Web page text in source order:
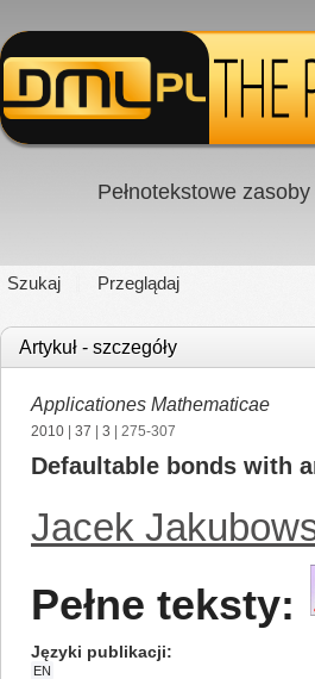
Pełnotekstowe
Szukaj Przeglądaj
Artykuł - szczegóły
Applicationes Mathematicae
2010 37 3 | 275-307
Defaultable bonds with
Jacek
Pełne teksty:
Języki publikacji
EN